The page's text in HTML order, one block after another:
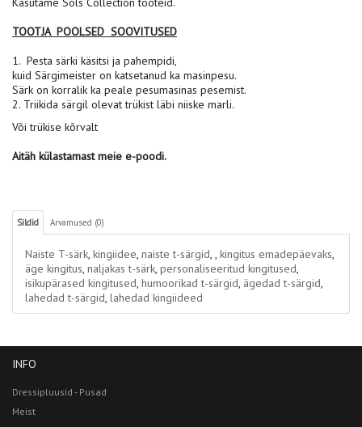
TOOTJA POOLSED SOOVITUSED
1. Pesta särki käsitsi ja pahempidi,
kuid Särgimeister on katsetanud ka masinpesu.
Särk on korralik ka peale pesumasinas pesemist.
2. Triikida särgil olevat trükist läbi niiske marli.
Või trükise kõrvalt
Aitäh külastamast meie e-poodi.
Sildid Arvamused (0)
Naiste T-särk, kingiidee, naiste t-särgid, , kingitus emadepäevaks,
äge kingitus, naljakas t-särk, personaliseeritud kingitused,
isikupärased kingitused, humoorikad t-särgid, ägedad t-särgid,
lahedad t-särgid, lahedad kingiideed
INFO
Dressipluusid - Pusad
Meist